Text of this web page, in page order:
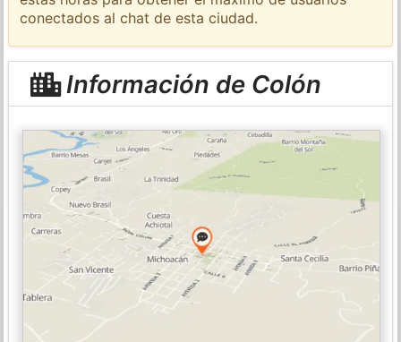
conectados al chat de esta ciudad.
Información de Colón